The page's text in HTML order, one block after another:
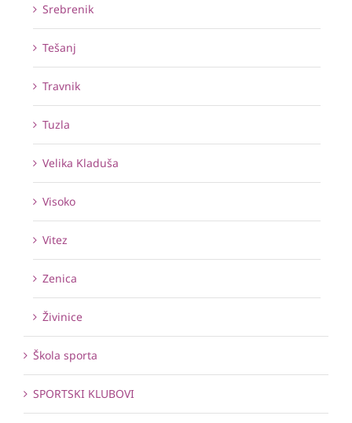
Srebrenik
Tešanj
Travnik
Tuzla
Velika Kladuša
Visoko
Vitez
Zenica
Živinice
Škola sporta
SPORTSKI KLUBOVI